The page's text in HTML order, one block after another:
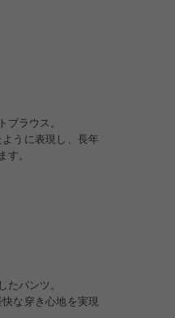
ブラウス。
うに表現し、長年
す。
たパンツ。
な穿き心地を実現